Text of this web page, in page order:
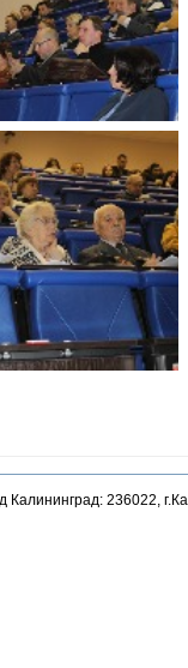
Калининград: 236022,